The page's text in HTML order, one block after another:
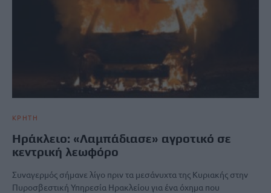
ΚΡΗΤΗ
Ηράκλειο: «Λαμπάδιασε» αγροτικό σε
κεντρική λεωφόρο
Συναγερμός σήμανε λίγο πριν τα μεσάνυχτα της Κυριακής στην
Πυροσβεστική Υπηρεσία Ηρακλείου για ένα όχημα που